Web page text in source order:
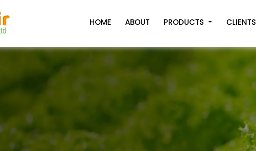
HOME ABOUT PRODUCTS CLIENTS